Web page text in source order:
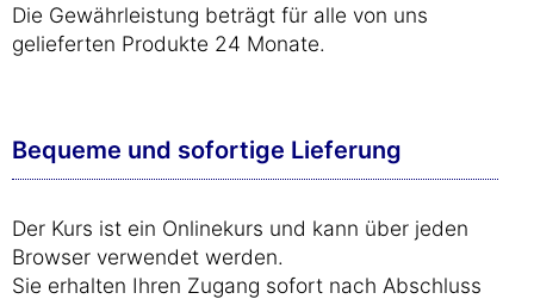
Die Gewährleistung beträgt für alle von uns
gelieferten Produkte 24 Monate.
Bequeme und sofortige Lieferung
Der Kurs ist ein Onlinekurs und kann über jeden
Browser verwendet werden.
Sie erhalten Ihren Zugang sofort nach Abschluss